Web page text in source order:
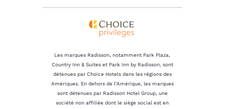
Les marques Radisson, notamment Park Plaza,
Country Inn & Suites et Park Inn by Radisson, sont
détenues par Choice Hotels dans les régions des
Amériques. En dehors de l’Amérique, les marques
sont détenues par Radisson Hotel Group, une
société non affiliée dont le siège social est en